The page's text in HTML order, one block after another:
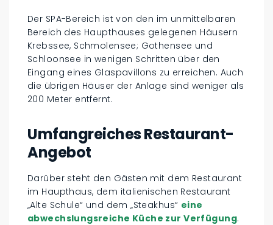
Der SPA-Bereich ist von den im unmittelbaren
Bereich des Haupthauses gelegenen Häusern
Krebssee, Schmolensee; Gothensee und
Schloonsee in wenigen Schritten über den
Eingang eines Glaspavillons zu erreichen. Auch
die übrigen Häuser der Anlage sind weniger als
200 Meter entfernt.
Umfangreiches Restaurant-
Angebot
Darüber steht den Gästen mit dem Restaurant
im Haupthaus, dem italienischen Restaurant
„Alte Schule“ und dem „Steakhus“ eine
abwechslungsreiche Küche zur Verfügung.